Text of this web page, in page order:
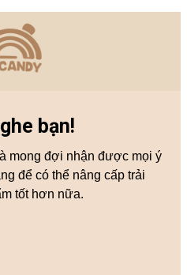
bạn!
mong đợi nhận được mọi ý
để có thể nâng cấp trải
tốt hơn nữa.